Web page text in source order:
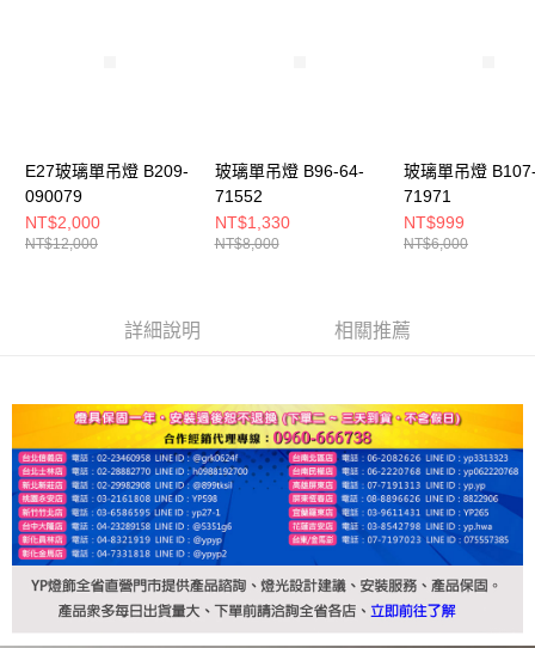
E27玻璃單吊燈 B209-
090079
NT$2,000
NT$12,000
玻璃單吊燈 B96-64-
71552
NT$1,330
NT$8,000
玻璃單吊燈
71971
NT$999
NT$6,000
詳細說明 相關推薦